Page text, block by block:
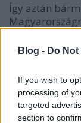
Blog - Do
If you wish to
processing of
targeted
section to
Így aztán
színház –
kultúra-
belül
színvonalas
Magyarország